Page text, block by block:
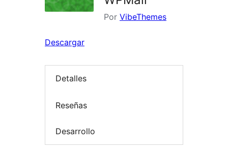
Por VibeThemes
Descargar
Detalles
Reseñas
Desarrollo